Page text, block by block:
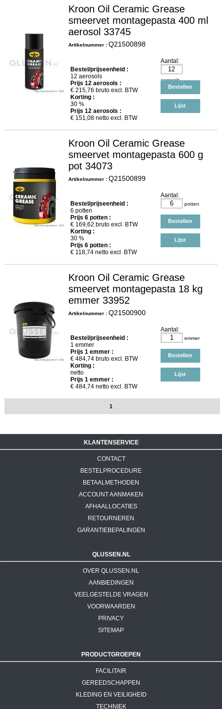
Kroon Oil Ceramic Grease
smeervet montagepasta 400 ml
aerosol 33745
Artikelnummer : Q21500898
Bestel/prijseenheid :
12 aerosols
Prijs 12aerosols :
€ 215,76 bruto excl. BTW
Korting :
30 %
Prijs 12aerosols :
€ 151,08netto excl. BTW
Aantal:
aerosols
Bestellen
Lijst
Kroon Oil Ceramic Grease
smeervet montagepasta 600 g
pot 34073
Artikelnummer : Q21500899
Bestel/prijseenheid :
6 potten
Prijs 6potten :
€ 169,62 bruto excl. BTW
Korting :
30 %
Prijs 6potten :
€ 118,74netto excl. BTW
Aantal:
potten
Bestellen
Lijst
Kroon Oil Ceramic Grease
smeervet montagepasta 18 kg
emmer 33952
Artikelnummer : Q21500900
Bestel/prijseenheid :
1 emmer
Prijs 1emmer :
€ 484,74bruto excl. BTW
Korting :
netto
Prijs 1emmer :
€ 484,74netto excl. BTW
Aantal:
emmer
Bestellen
Lijst
1
KLANTENSERVICE
CONTACT
BESTELPROCEDURE
BETAALMETHODEN
ACCOUNT AANMAKEN
AFHAALLOCATIES
RETOURNEREN
GARANTIEBEPALINGEN
QLUSSEN.NL
OVER QLUSSEN.NL
AANBIEDINGEN
VEELGESTELDE VRAGEN
VOORWAARDEN
PRIVACY
SITEMAP
PRODUCTGROEPEN
FACILITAIR
GEREEDSCHAPPEN
KLEDING EN VEILIGHEID
TECHNIEK